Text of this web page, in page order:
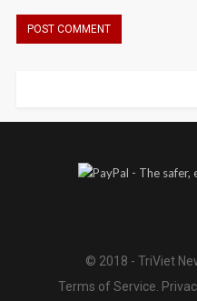
© 2018 - TriViet
Terms of Service.